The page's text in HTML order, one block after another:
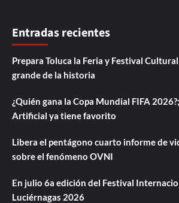
Entradas recientes
Prepara Toluca la Feria y Festival
grande de la historia
¿Quién gana la Copa Mundial FIFA
Artificial ya tiene favorito
Libera el pentágono cuarto informe de
sobre el fenómeno OVNI
En julio 6a edición del Festival
Luciérnagas 2026